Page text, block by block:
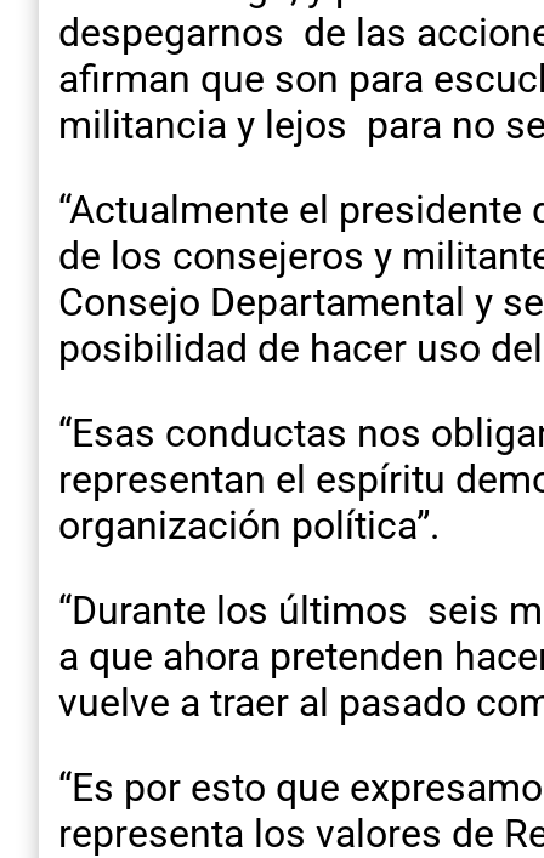
despegarnos de las
afirman que son para
militancia y lejos para no
“Actualmente el
de los consejeros y
Consejo Departamental y
posibilidad de hacer uso
“Esas conductas nos
representan el espíritu
organización política”.
“Durante los últimos seis
a que ahora pretenden
vuelve a traer al pasado
“Es por esto que
representa los valores de